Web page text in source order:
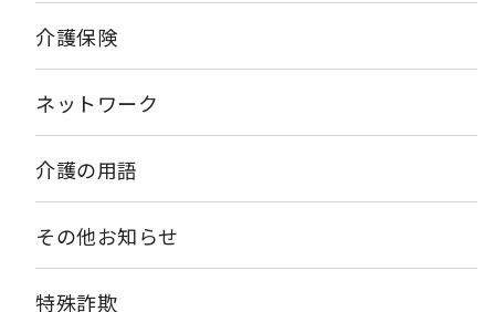
介護保険
ネットワーク
介護の用語
その他お知らせ
特殊詐欺